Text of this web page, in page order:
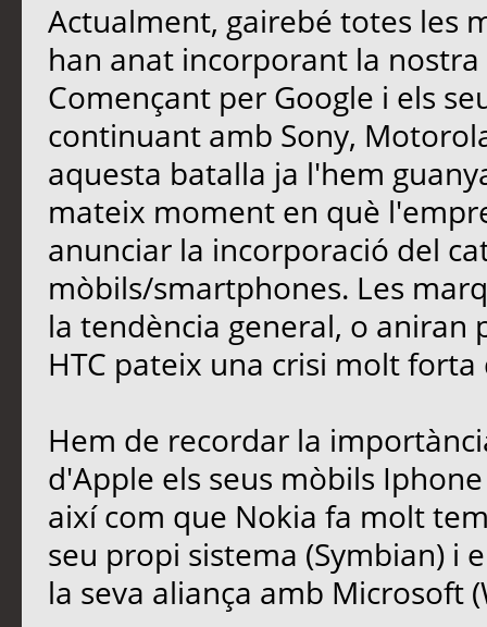
Actualment, gairebé totes les
han anat incorporant la
Començant per Google i els
continuant amb Sony,
aquesta batalla ja l'hem
mateix moment en què
anunciar la incorporació del
mòbils/smartphones. Les
la tendència general, o aniran
HTC pateix una crisi molt
Hem de recordar la
d'Apple els seus mòbils
així com que Nokia fa molt
seu propi sistema (Symbian) i
la seva aliança amb Microsoft